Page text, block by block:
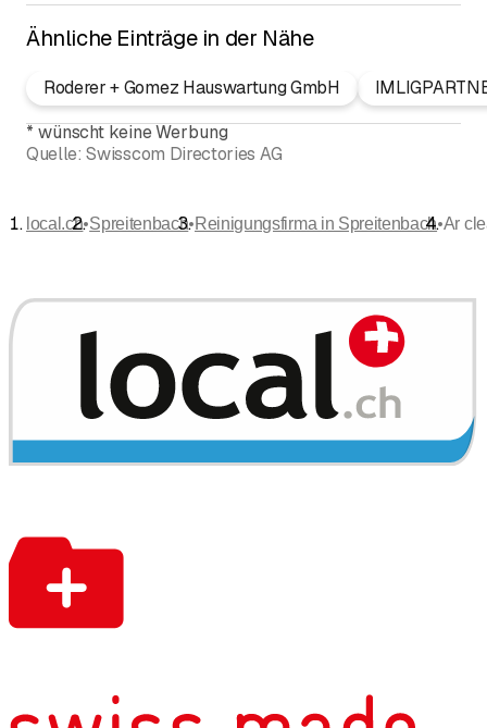
Ähnliche Einträge in der Nähe
Roderer + Gomez Hauswartung GmbH
*wünscht keine Werbung
Quelle: Swisscom Directories AG
local.ch•Spreitenbach•Reinigungsfirma in Spreitenbach•Ar